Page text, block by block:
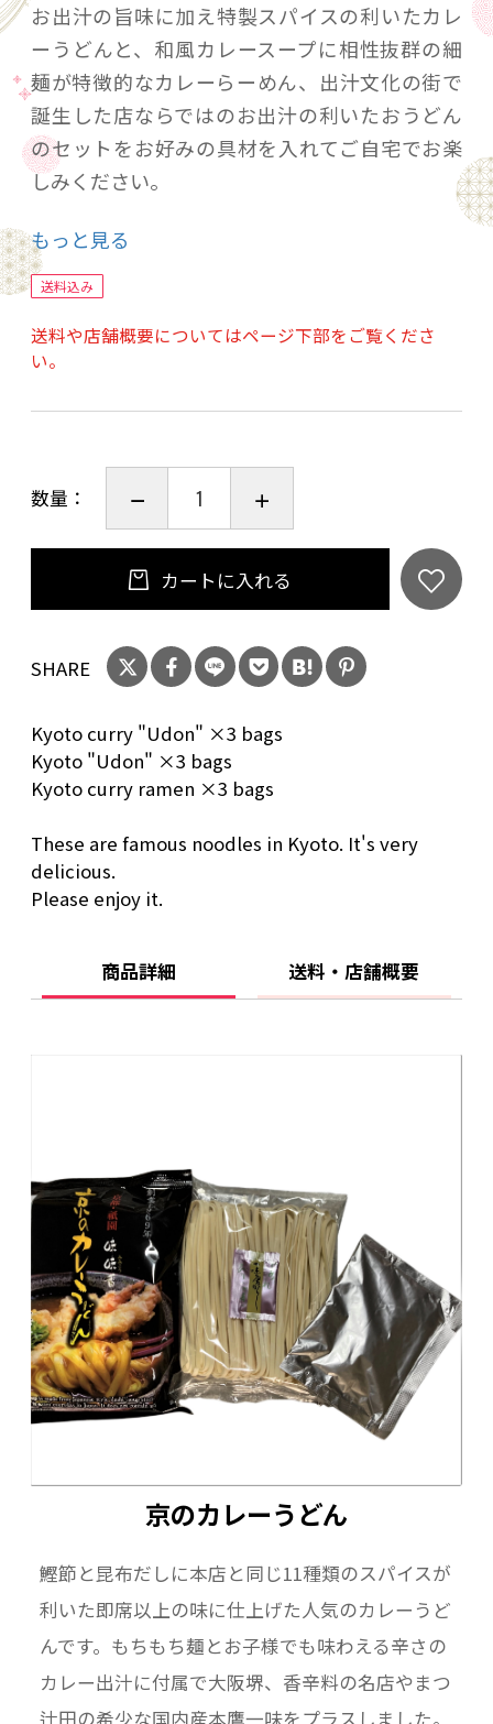
お出汁の旨味に加え特製スパイスの利いたカレ
ーうどんと、和風カレースープに相性抜群の細
麺が特徴的なカレーらーめん、出汁文化の街で
誕生した店ならではのお出汁の利いたおうどん
のセットをお好みの具材を入れてご自宅でお楽
しみください。
全ての即席麺に香辛料の名店やまつ辻田の希少
な国内産「本鷹一味(一口タイプ）」が付き、お
す。
贈りものにもご好評の詰め合わせです。
（めん80g、スープ20g、薬味0.3g)
京のおうどん92.3g×3
（めん80g、スープ12g、薬味0.3ｇ）
京の和風だしカレーらーめん
107.3g×3
（めん70g、スープ37g、薬味
■保存方法：直射日光・高温・多湿をさけ、常
温で保存して下さい。
■賞味期限：製造より365日
もっと見る
送料込み
送料や店舗概要についてはページ下部をご覧くださ
い。
数量：
カートに入れる
SHARE
Kyoto curry "Udon" ×3 bags
Kyoto "Udon" ×3 bags
Kyoto curry ramen ×3 bags
These are famous noodles in Kyoto. It's very
delicious.
Please enjoy it.
商品詳細 送料・店舗概要
京のカレーうどん
鰹節と昆布だしに本店と同じ11種類のスパイスが
利いた即席以上の味に仕上げた人気のカレーうど
んです。もちもち麺とお子様でも味わえる辛さの
カレー出汁に付属で大阪堺、香辛料の名店やまつ
辻田の希少な国内産本鷹一味をプラスしました。